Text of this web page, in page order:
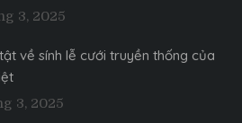
3, 2025
về sính lễ cưới truyền thống của
3, 2025